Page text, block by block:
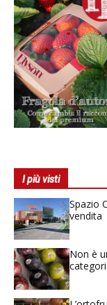
I più visti
Spazio
vendita
Non è